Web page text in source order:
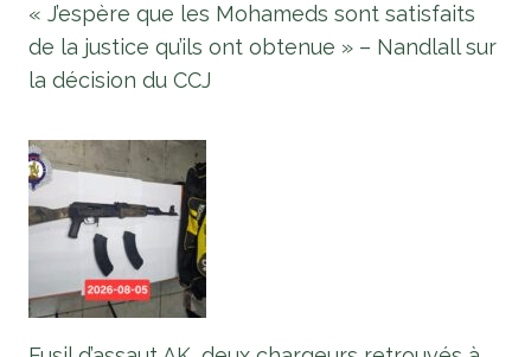
« J’espère que les Mohameds sont satisfaits
de la justice qu’ils ont obtenue » – Nandlall sur
la décision du CCJ